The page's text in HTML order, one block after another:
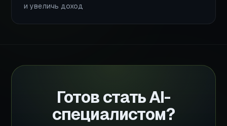
и увеличь доход
Готов стать AI-
специалистом?